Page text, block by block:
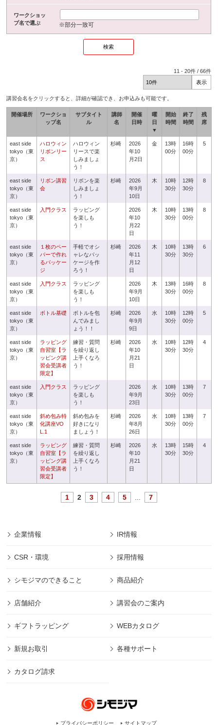
ワークショッ
プ名で選ぶ
※部分一致可
11 -20件 /66件
講習会名をクリックすると、詳細が確認でき、お申込みも可能です。
開催場所
ワークショ
ップ名
サブタイト
ル
講師
名
開催
日時
曜
日
▼
開始
時間
終了
時間
残
席
east side
tokyo（東
京）
ハロウィン
リボンリー
ス
ハロウィン
リースで楽
しみましょ
う！
杉崎
2026
年10
月2日
金
13時
00分
16時
00分
5
east side
tokyo（東
京）
リボン講習
会
リボンを楽
しみましょ
う！
杉崎
2026
年9月
10日
木
10時
30分
12時
30分
8
east side
tokyo（東
京）
入門クラス
ラッピング
を楽しも
う！
2026
年10
月22
日
木
10時
30分
13時
00分
8
east side
tokyo（東
京）
１枚のペー
パーで作れ
るパッケー
ジ
手軽でオシ
ャレなパッ
ケージを作
ろう！
杉崎
2026
年11
月12
日
木
10時
30分
13時
30分
6
east side
tokyo（東
京）
入門クラス
ラッピング
を楽しも
う！
2026
年9月
10日
木
13時
30分
16時
00分
8
east side
tokyo（東
京）
ボトル基礎
ボトルを包
んでみまし
ょう！！
杉崎
2026
年9月
9日
水
10時
30分
12時
00分
5
east side
tokyo（東
京）
ラッピング
自習室【ラ
ッピング講
習会受講者
限定】
練習・質問
を繰り返し
上手くなろ
う！
杉崎
2026
年10
月21
日
水
10時
30分
12時
30分
4
east side
tokyo（東
京）
入門クラス
ラッピング
を楽しも
う！
2026
年9月
23日
水
10時
30分
13時
00分
7
east side
tokyo（東
京）
斜め包み特
化講座VO
L.1
斜め包みを
好きになり
ましょう！
杉崎
2026
年8月
26日
水
10時
30分
13時
00分
7
east side
tokyo（東
京）
ラッピング
自習室【ラ
ッピング講
習会受講者
限定】
練習・質問
を繰り返し
上手くなろ
う！
杉崎
2026
年10
月21
日
水
13時
30分
15時
30分
4
1 2 3 4 5 7
企業情報 IR情報
CSR・環境 採用情報
シモジマのできること 商品紹介
店舗紹介 講習会のご案内
ギフトラッピング WEBカタログ
新規お取引 各種サポート
カタログ請求
プライバシーポリシー サイトマップ